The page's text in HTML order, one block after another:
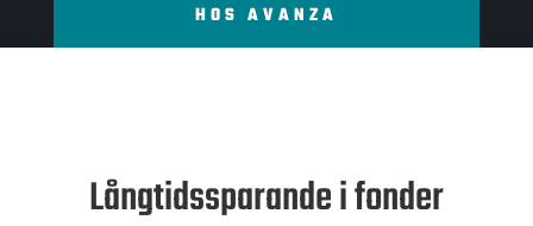
HOS AVANZA
Långtidssparande i fonder